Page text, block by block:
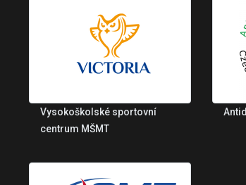
Vysokoškolské sportovní
centrum MŠMT